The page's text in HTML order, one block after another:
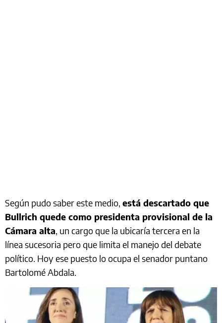
Según pudo saber este medio, está descartado que
Bullrich quede como presidenta provisional de la
Cámara alta, un cargo que la ubicaría tercera en la
línea sucesoria pero que limita el manejo del debate
político. Hoy ese puesto lo ocupa el senador puntano
Bartolomé Abdala.